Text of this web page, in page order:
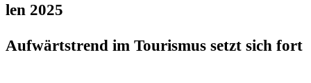
len 2025
Auf­wärts­trend im Tou­ris­mus setzt sich fort